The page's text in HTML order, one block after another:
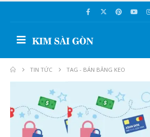
TIN TỨC TAG - BÁN BĂNG KEO